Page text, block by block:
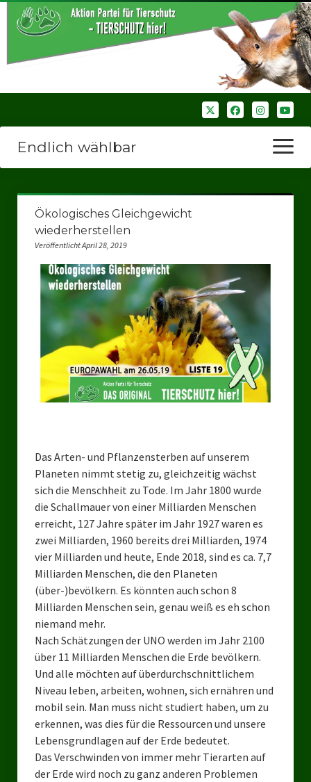
Endlich wählbar
Menü
öffnen
Wir über uns
Unsere Verbände
Bezirksverbände
Bezirksverband Ruhrparlamenrt
Bezirksverband Mettmann
Kreisverbände
Kreisverband Düsseldorf
Kreisverband Erkrath
Kreisverband Duisburg
Kreisverband Gelsenkirchen
Kreisverband Oberhausen
Kreisverband Bottrop
Landesverbände
Landesverband Nordrhein-Westfalen
Landesverband Thüringen
Landesverband Sachsen
Landesverband Schleswig-Holstein
Ökologisches Gleichgewicht
wiederherstellen
Veröffentlicht April 28, 2019
Das Arten- und Pflanzensterben auf unserem
Planeten nimmt stetig zu, gleichzeitig wächst
sich die Menschheit zu Tode. Im Jahr 1800 wurde
die Schallmauer von einer Milliarden Menschen
erreicht, 127 Jahre später im Jahr 1927 waren es
zwei Milliarden, 1960 bereits drei Milliarden, 1974
vier Milliarden und heute, Ende 2018, sind es ca. 7,7
Milliarden Menschen, die den Planeten
(über-)bevölkern. Es könnten auch schon 8
Milliarden Menschen sein, genau weiß es eh schon
niemand mehr.
Nach Schätzungen der UNO werden im Jahr 2100
über 11 Milliarden Menschen die Erde bevölkern.
Und alle möchten auf überdurchschnittlichem
Niveau leben, arbeiten, wohnen, sich ernähren und
mobil sein. Man muss nicht studiert haben, um zu
erkennen, was dies für die Ressourcen und unsere
Lebensgrundlagen auf der Erde bedeutet.
Das Verschwinden von immer mehr Tierarten auf
der Erde wird noch zu ganz anderen Problemen